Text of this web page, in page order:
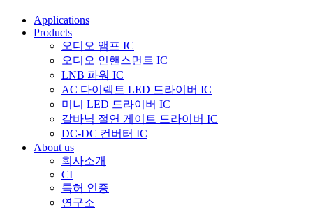
Applications
Products
오디오 앰프 IC
오디오 인핸스먼트 IC
LNB 파워 IC
AC 다이렉트 LED 드라이버 IC
미니 LED 드라이버 IC
갈바닉 절연 게이트 드라이버 IC
DC-DC 컨버터 IC
About us
회사소개
CI
특허 인증
연구소